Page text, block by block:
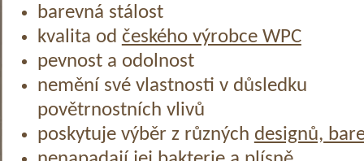
barevná stálost
kvalita od českého výrobce WPC
pevnost a odolnost
nemění své vlastnosti v důsledku
povětrnostních vlivů
poskytuje výběr z různých designů,